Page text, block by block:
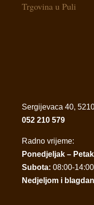
Trgovina u Puli
Sergijevaca 40,
052 210 579
Radno vrijeme:
Ponedjeljak –
Subota: 08:00-14:00
Nedjeljom i